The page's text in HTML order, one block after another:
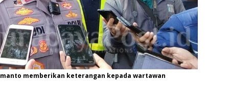
memberikan keterangan kepada wartawan